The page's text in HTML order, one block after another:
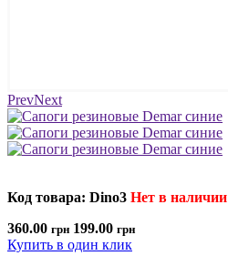
PrevNext
Код товара: Dino3 Нет в наличии
360.00 грн 199.00 грн
Купить в один клик